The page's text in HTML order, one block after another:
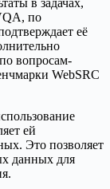
по
её
вопросам-
WebSRC
ей
Это позволяет
данных для